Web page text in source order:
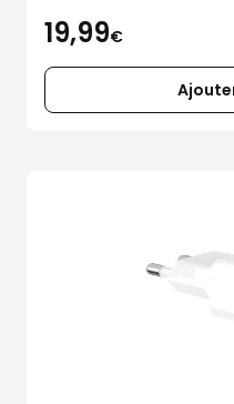
19,99€